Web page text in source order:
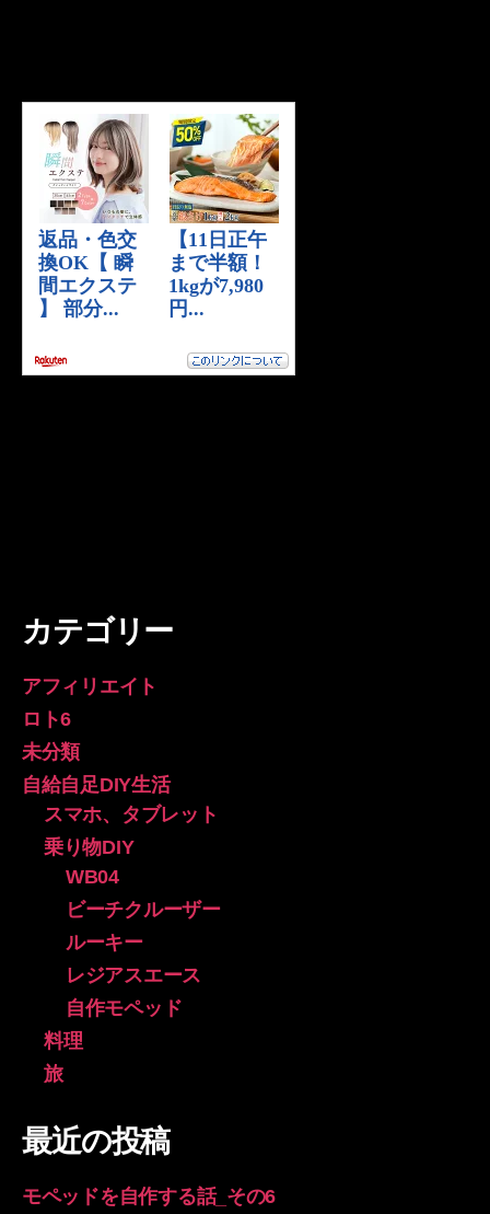
カテゴリー
アフィリエイト
ロト6
未分類
自給自足DIY生活
スマホ、タブレット
乗り物DIY
WB04
ビーチクルーザー
ルーキー
レジアスエース
自作モペッド
料理
旅
最近の投稿
モペッドを自作する話_その6